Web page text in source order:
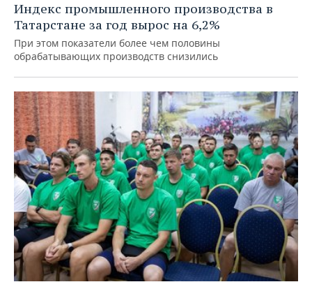
Индекс промышленного производства в
Татарстане за год вырос на 6,2%
При этом показатели более чем половины
обрабатывающих производств снизились